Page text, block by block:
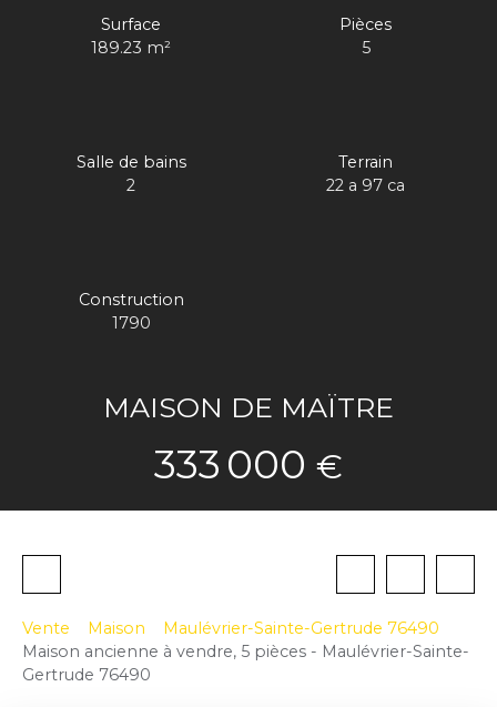
Surface
189.23 m²
Pièces
5
Salle de bains
2
Terrain
22 a 97 ca
Construction
1790
MAISON DE MAÏTRE
333 000 €
Vente Maison
Maulévrier-Sainte-Gertrude 76490
Maison ancienne à vendre, 5 pièces - Maulévrier-Sainte-
Gertrude 76490